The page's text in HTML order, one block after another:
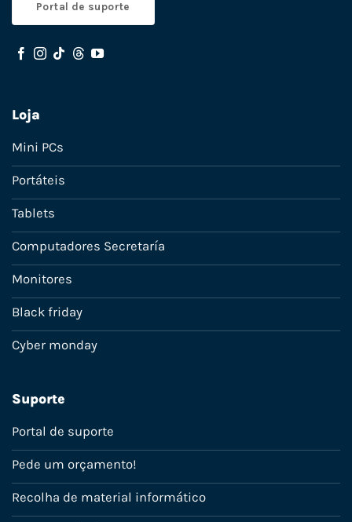
Portal de suporte
Loja
Mini PCs
Portáteis
Tablets
Computadores Secretaría
Monitores
Black friday
Cyber monday
Suporte
Portal de suporte
Pede um orçamento!
Recolha de material informático